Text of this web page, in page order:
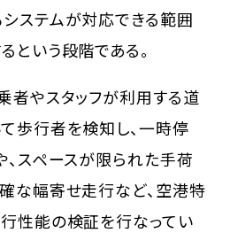
ステムが対応できる範囲
という段階である。
者やスタッフが利用する道
歩行者を検知し、一時停
、スペースが限られた手荷
な幅寄せ走行など、空港特
性能の検証を行なってい